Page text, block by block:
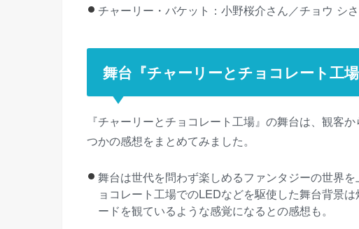
チャーリー・バケット：小野桜介さん／チョウ シ
舞台『チャーリーとチョコレート工
『チャーリーとチョコレート工場』の舞台は、観客
つかの感想をまとめてみました。
舞台は世代を問わず楽しめるファンタジーの世界
ョコレート工場でのLEDなどを駆使した舞台背景
ードを観ているような感覚になるとの感想も。